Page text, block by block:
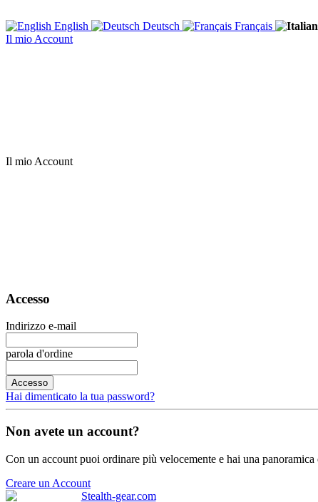
English Deutsch Français
Il mio Account
Il mio Account
Accesso
Indirizzo e-mail
parola d'ordine
Accesso
Hai dimenticato la tua password?
Non avete un account?
Con un account puoi ordinare più velocemente e hai una
Creare un Account